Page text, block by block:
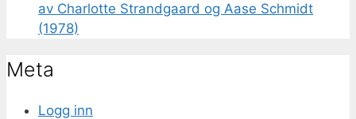
av Charlotte Strandgaard og Aase Schmidt
(1978)
Meta
Logg inn